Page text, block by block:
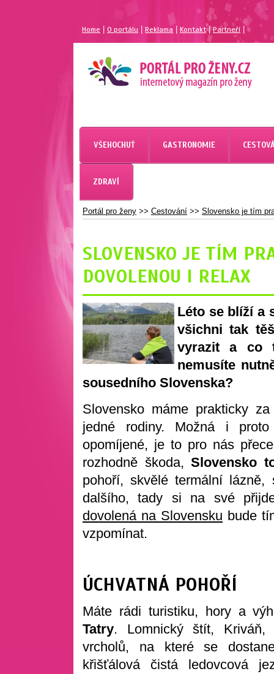
Home |O portálu Reklama Kontakt| Partneří
MAGAZÍN PRO ŽENY
PORTÁL PRO ŽENY.CZ
VŠEHOCHUŤ GASTRONOMIE
ZDRAVÍ
Portál pro ženy >> Cestování >> Slovensko je tím
SLOVENSKO JE TÍM
DOVOLENOU I RELAX
Léto se blíží a
všichni tak
vyrazit a co
nemusíte
sousedního Slovenska?
Slovensko máme prakticky
jedné rodiny. Možná i
opomíjené, je to pro nás
rozhodně škoda, Slovensko
pohoří, skvělé termální lázně,
dalšího, tady si na své
dovolená na Slovensku bude
vzpomínat.
ÚCHVATNÁ POHOŘÍ
Máte rádi turistiku, hory a
Tatry. Lomnický štít, Kriváň,
vrcholů, na které se
křišťálová čistá ledovcová